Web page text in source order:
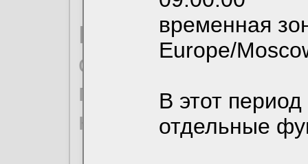
временная
Europe/
В этот
отдельные
По
ознакомиться с
пользовательским